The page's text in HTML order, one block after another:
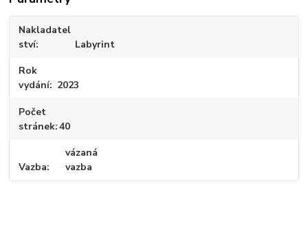
Nakladatel
ství
Labyrint
Rok
vydání
2023
Počet
stránek 40
Vazba
vázaná
vazba